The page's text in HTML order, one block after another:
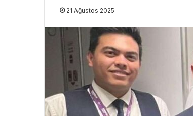
21 Ağustos 2025